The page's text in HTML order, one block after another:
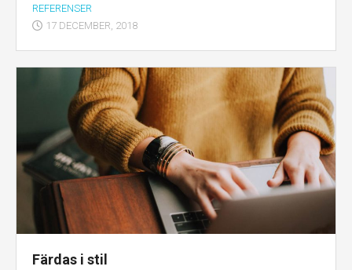
REFERENSER
17 DECEMBER, 2018
Färdas i stil